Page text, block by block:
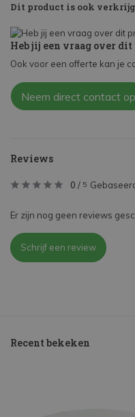
Dit product is ook
Heb jij een vraag over dit
Ook voor een offerte kan je
Neem direct contact op
Reviews
0 / 5
Er zijn nog geen reviews
Schrijf een review
Recent bekeken